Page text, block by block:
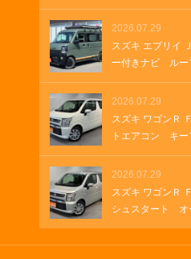
プラス シート
Ｓｐｙｄｅｒデ
ブクルーズコン
サスペンション
2026.07.29
スズキ エブリイ
ー付きナビ ル
グリルガード
ＬＥＤヘッドラ
オートエアコン
Ｂソケット ＨＤ
2026.07.29
スズキ ワゴンＲ
トエアコン キ
ト シートヒータ
2026.07.29
スズキ ワゴンＲ
シュスタート オ
ー シートヒータ